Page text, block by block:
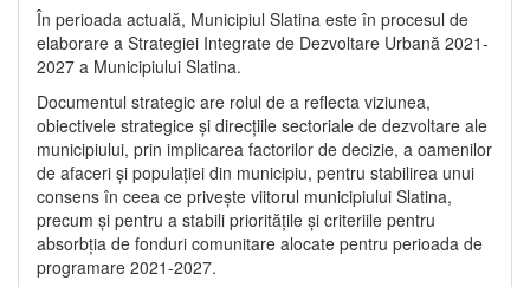
În perioada actuală, Municipiul Slatina este în procesul de
elaborare a Strategiei Integrate de Dezvoltare Urbană 2021‐
2027 a Municipiului Slatina.
Documentul strategic are rolul de a reflecta viziunea,
obiectivele strategice și direcțiile sectoriale de dezvoltare ale
municipiului, prin implicarea factorilor de decizie, a oamenilor
de afaceri și populației din municipiu, pentru stabilirea unui
consens în ceea ce privește viitorul municipiului Slatina,
precum și pentru a stabili prioritățile și criteriile pentru
absorbția de fonduri comunitare alocate pentru perioada de
programare 2021-2027.